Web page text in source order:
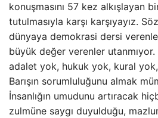
konuşmasını 57 kez alkışlayan
tutulmasıyla karşı karşıyayız.
dünyaya demokrasi dersi
büyük değer verenler utanmıyor.
adalet yok, hukuk yok, kural
Barışın sorumluluğunu almak
İnsanlığın umudunu artıracak
zulmüne saygı duyulduğu,